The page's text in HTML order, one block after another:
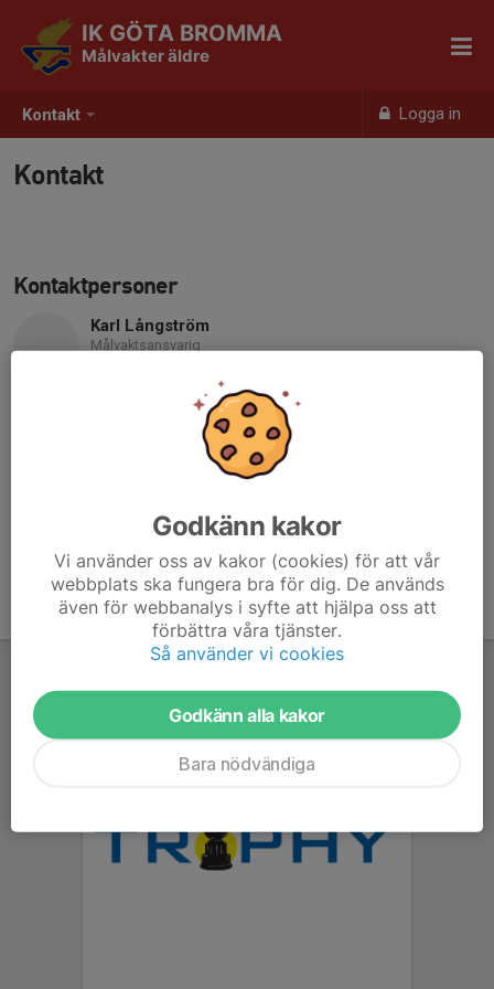
Kontakt Logga in
IK GÖTA BROMMA
Målvakter äldre
Kontakt
Kontaktpersoner
Karl Långström
Målvaktsansvarig
Mobil visas bara för inloggade
E-post visas bara för inloggade
Godkänn kakor
Vi använder oss av kakor (cookies) för att vår
webbplats ska fungera bra för dig. De används
även för webbanalys i syfte att hjälpa oss att
förbättra våra tjänster.
Så använder vi cookies
Godkänn alla kakor
Bara nödvändiga